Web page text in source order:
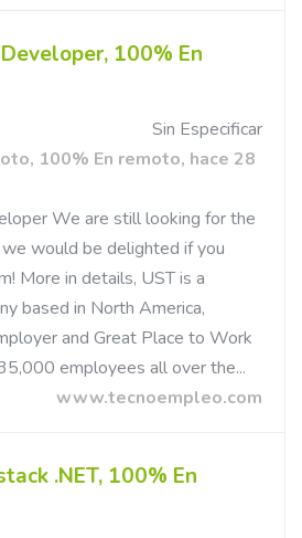
100% En
Sin Especificar
100% En remoto, hace 28
We are still looking for the
would be delighted if you
More in details, UST is a
based in North America,
and Great Place to Work
employees all over the...
www.tecnoempleo.com
.NET, 100% En